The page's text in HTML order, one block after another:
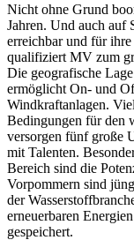
Nicht ohne Grund
Jahren. Und auch auf
erreichbar und für
qualifiziert MV zum
Die geografische
ermöglicht On- und
Windkraftanlagen.
Bedingungen für den
versorgen fünf große
mit Talenten.
Bereich sind die
Vorpommern sind
der
erneuerbaren
gespeichert.